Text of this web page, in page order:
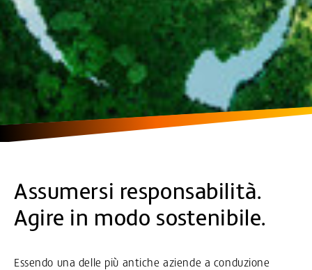
Assumersi responsabilità.
Agire in modo sostenibile.
Essendo una delle più antiche aziende a conduzione